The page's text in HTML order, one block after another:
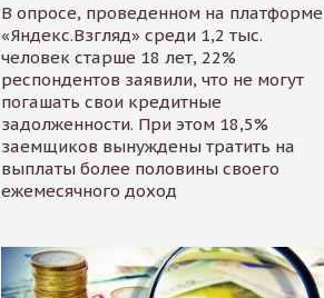
В опросе, проведенном на платформе
«Яндекс.Взгляд» среди 1,2 тыс.
человек старше 18 лет, 22%
респондентов заявили, что не могут
погашать свои кредитные
задолженности. При этом 18,5%
заемщиков вынуждены тратить на
выплаты более половины своего
ежемесячного доход